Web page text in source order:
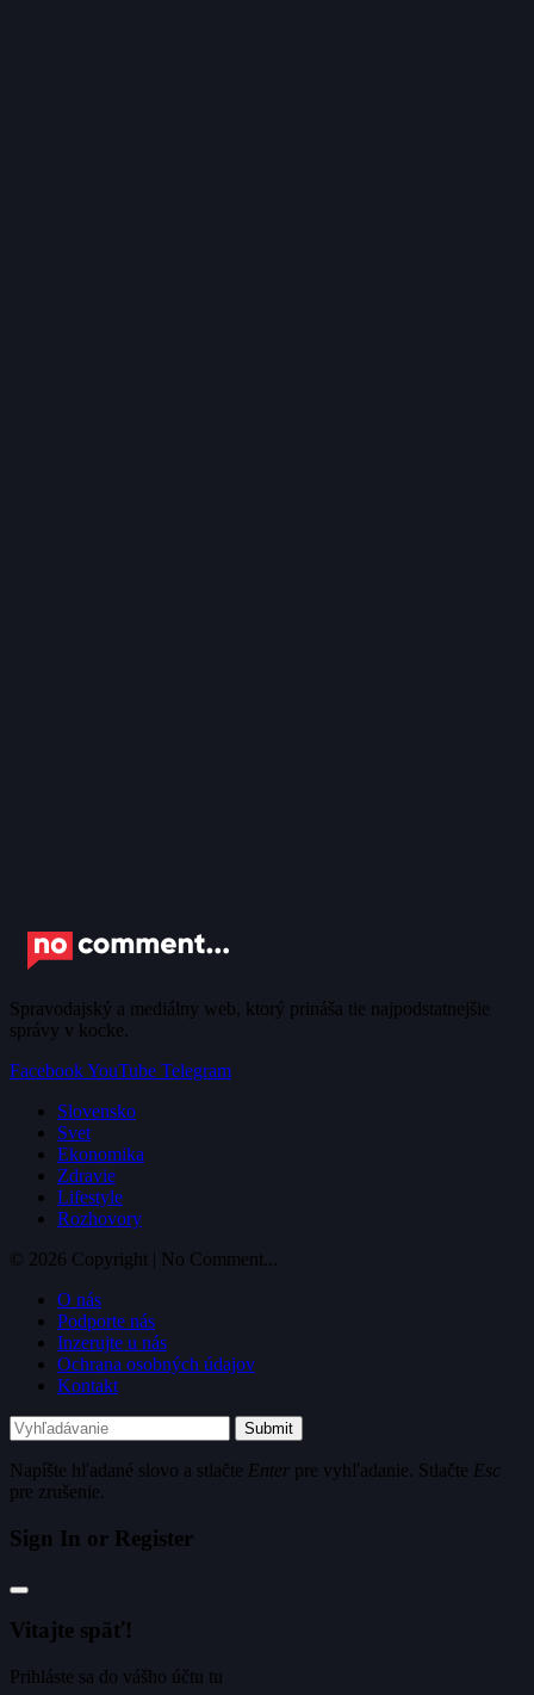
Spravodajský a mediálny web, ktorý prináša tie najpodstatnejšie
správy v kocke.
FacebookYouTube Telegram
Slovensko
Svet
Ekonomika
Zdravie
Lifestyle
Rozhovory
© 2026 Copyright | No Comment...
O nás
Podporte nás
Inzerujte u nás
Ochrana osobných údajov
Kontakt
Submit
Napíšte hľadané slovo a stlačte Enter pre vyhľadanie. Stlačte Esc
pre zrušenie.
Sign In or Register
Vitajte späť!
Prihláste sa do vášho účtu tu